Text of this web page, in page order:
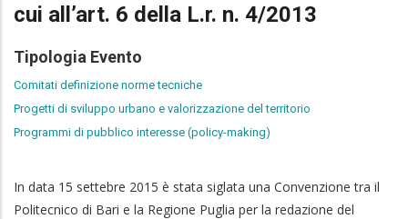
cui all’art. 6 della L.r. n. 4/2013
Tipologia Evento
Comitati definizione norme tecniche
Progetti di sviluppo urbano e valorizzazione del territorio
Programmi di pubblico interesse (policy-making)
In data 15 settebre 2015 è stata siglata una Convenzione tra il
Politecnico di Bari e la Regione Puglia per la redazione del